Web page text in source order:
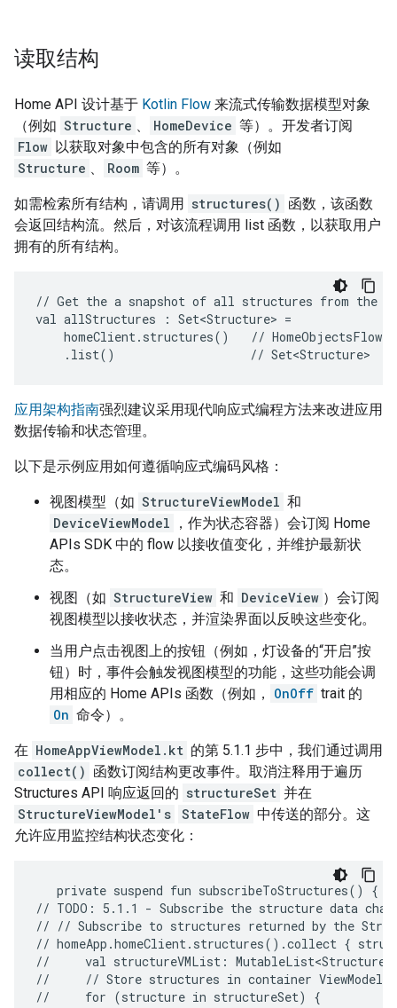
读取结构
Home API 设计基于 Kotlin Flow 来流式传输数据模型对象
（例如 Structure HomeDevice 等）。开发者订阅
Flow 以获取对象中包含的所有对象（例如
Structure
Room 等）。
如需检索所有结构，请调用 structures() 函数，该函数
会返回结构流。然后，对该流程调用 list 函数，以获取用户
拥有的所有结构。
// Get the a snapshot of all structures from the
val allStructures : Set<Structure>
homeClient.structures()
//
.list()
//
应用架构指南强烈建议采用现代响应式编程方法来改进应用
数据传输和状态管理。
以下是示例应用如何遵循响应式编码风格：
视图模型（如 StructureViewModel 和
DeviceViewModel
，作为状态容器）会订阅 Home
APIs SDK 中的 flow 以接收值变化，并维护最新状
态。
视图（如 StructureView 和 DeviceView ）会订阅
视图模型以接收状态，并渲染界面以反映这些变化。
当用户点击视图上的按钮（例如，灯设备的“开启”按
钮）时，事件会触发视图模型的功能，这些功能会调
用相应的 Home APIs 函数（例如，
OnOff trait 的
On 命令）。
在 HomeAppViewModel.kt 的第 5.1.1 步中，我们通过调用
collect() 函数订阅结构更改事件。取消注释用于遍历
Structures API 响应返回的 structureSet 并在
StructureViewModel's
StateFlow 中传送的部分。这
允许应用监控结构状态变化：
private suspend fun subscribeToStructures()
{
// TODO: 5.1.1 - Subscribe the structure data
// // Subscribe to structures returned by the
// homeApp.homeClient.structures().collect {
//
val structureVMList:
//
// Store structures in container ViewModels:
//
for (structure in structureSet)
{